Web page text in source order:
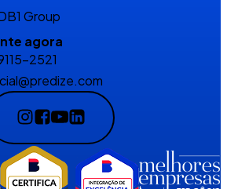
Group
agora
2521